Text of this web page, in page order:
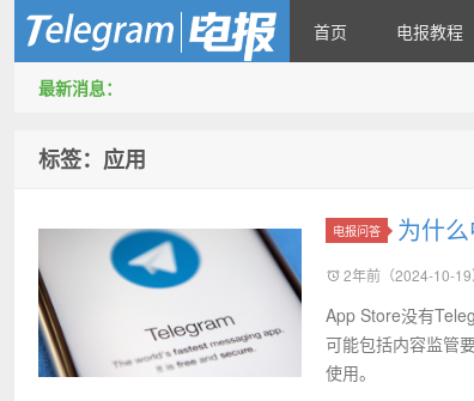
首页 电报教程
最新消息：
标签：应用
电报问答 为什
2年前（2024-10-19
App Store没有
可能包括内容监管
使用。